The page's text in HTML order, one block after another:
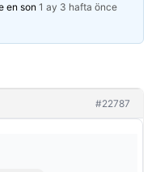
en son 1 ay 3 hafta önce
#22787